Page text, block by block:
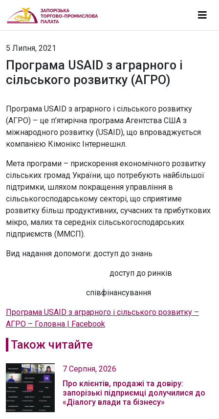
5 Липня, 2021
Програма USAID з аграрного і
сільського розвитку (АГРО)
Програма USAID з аграрного і сільського розвитку
(АГРО) – це п’ятирічна програма Агентства США з
міжнародного розвитку (USAID), що впроваджується
компанією Кімонікс Інтернешнл.
Мета програми – прискорення економічного розвитку
сільських громад України, що потребують найбільшої
підтримки, шляхом покращення управління в
сільськогосподарському секторі, що сприятиме
розвитку більш продуктивних, сучасних та прибуткових
мікро, малих та середніх сільськогосподарських
підприємств (ММСП).
Вид надання допомоги: доступ до знань
доступ до ринків
співфінансування
Програма USAID з аграрного і сільського розвитку –
АГРО – Головна | Facebook
Також читайте
7 Серпня, 2026
Про клієнтів, продажі та довіру:
запорізькі підприємці долучилися до
«Діалогу влади та бізнесу»